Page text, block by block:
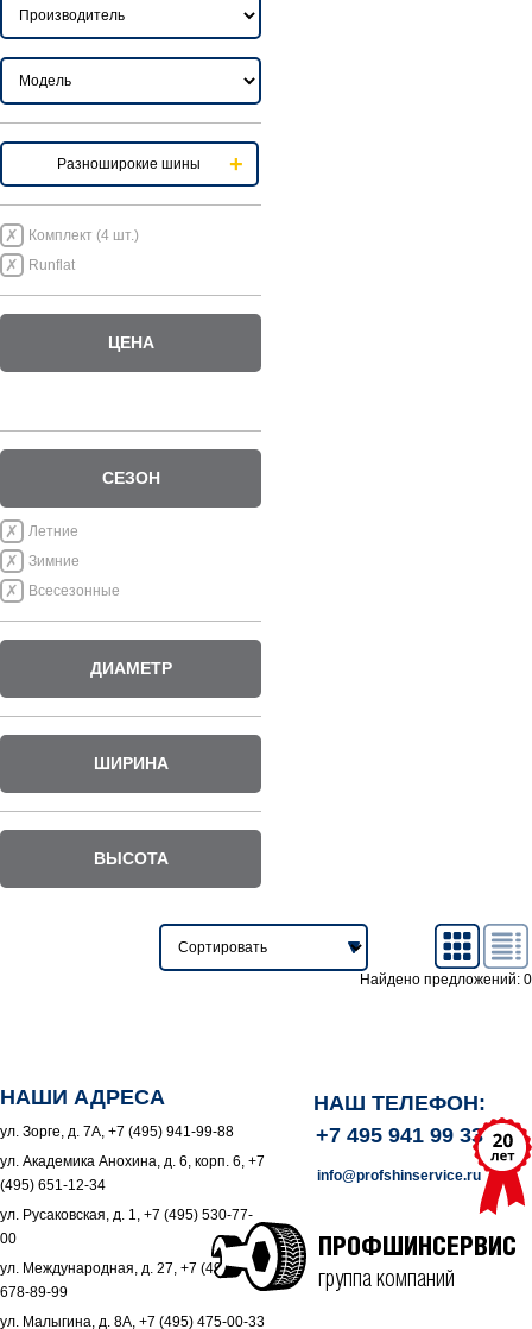
Разноширокие шины
Комплект (4 шт.)
Runflat
ЦЕНА
СЕЗОН
Летние
Зимние
Всесезонные
ДИАМЕТР
ШИРИНА
ВЫСОТА
Найдено предложений: 0
НАШИ АДРЕСА
ул. Зорге, д. 7А, +7 (495) 941-99-88
ул. Академика Анохина, д. 6, корп. 6, +7
(495) 651-12-34
ул. Русаковская, д. 1, +7 (495) 530-77-
00
ул. Международная, д. 27, +7 (495)
678-89-99
ул. Малыгина, д. 8А, +7 (495) 475-00-33
НАШ ТЕЛЕФОН:
+7 495 941 99 33
info@profshinservice.ru
ПРОФШИНСЕРВИС
группа компаний